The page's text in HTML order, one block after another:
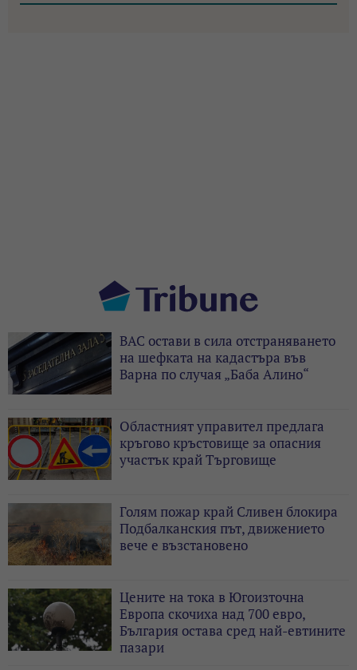
ВАС остави в сила отстраняването
на шефката на кадастъра във
Варна по случая „Баба Алино“
Областният управител предлага
кръгово кръстовище за опасния
участък край Търговище
Голям пожар край Сливен блокира
Подбалканския път, движението
вече е възстановено
Цените на тока в Югоизточна
Европа скочиха над 700 евро,
България остава сред най-евтините
пазари